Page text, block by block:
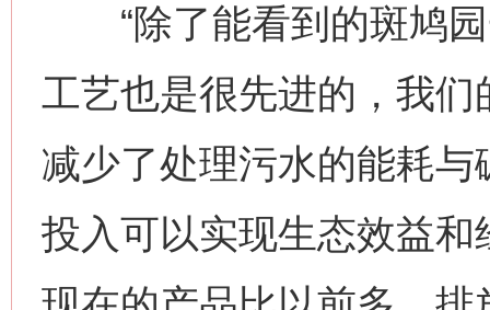
“除了能看到的斑鸠园
工艺也是很先进的，我
减少了处理污水的能耗与
投入可以实现生态效益和